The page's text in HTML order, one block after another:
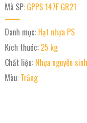
Mã SP: GPPS 147F GR21
Danh mục: Hạt nhựa PS
Kích thước: 25 kg
Chất liệu: Nhựa nguyên sinh
Màu: Trắng